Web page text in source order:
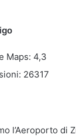
Maps: 4,3
26317
l’Aeroporto di